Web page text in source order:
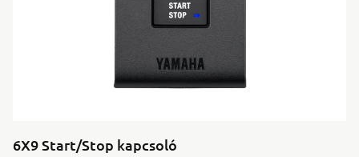
6X9 Start/Stop kapcsoló